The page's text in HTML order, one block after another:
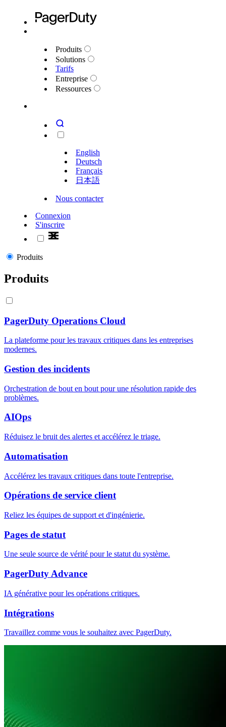
Produits
Solutions
Tarifs
Entreprise
Ressources
English
Deutsch
Français
日本語
Nous contacter
Connexion
S'inscrire
Produits
Produits
PagerDuty Operations Cloud
La plateforme pour les travaux critiques dans les entreprises
modernes.
Gestion des incidents
Orchestration de bout en bout pour une résolution rapide des
problèmes.
AIOps
Réduisez le bruit des alertes et accélérez le triage.
Automatisation
Accélérez les travaux critiques dans toute l'entreprise.
Opérations de service client
Reliez les équipes de support et d'ingénierie.
Pages de statut
Une seule source de vérité pour le statut du système.
PagerDuty Advance
IA générative pour les opérations critiques.
Intégrations
Travaillez comme vous le souhaitez avec PagerDuty.